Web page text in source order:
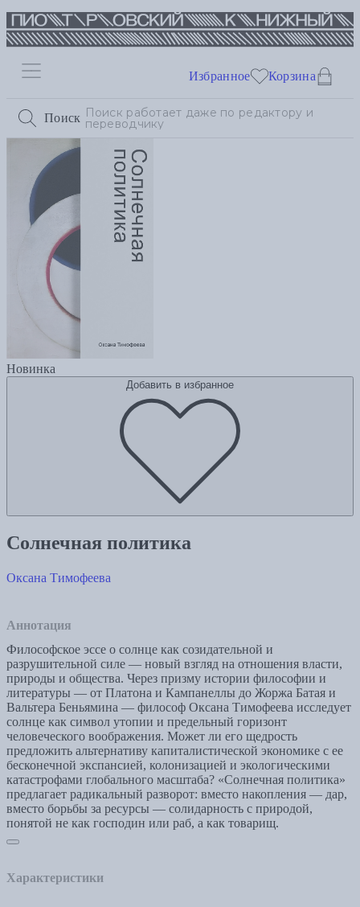
Поиск
Избранное Корзина
Новинка
Добавить в избранное
Солнечная политика
Оксана Тимофеева
Аннотация
Философское эссе о солнце как созидательной и
разрушительной силе — новый взгляд на отношения власти,
природы и общества. Через призму истории философии и
литературы — от Платона и Кампанеллы до Жоржа Батая и
Вальтера Беньямина — философ Оксана Тимофеева исследует
солнце как символ утопии и предельный горизонт
человеческого воображения. Может ли его щедрость
предложить альтернативу капиталистической экономике с ее
бесконечной экспансией, колонизацией и экологическими
катастрофами глобального масштаба? «Солнечная политика»
предлагает радикальный разворот: вместо накопления — дар,
вместо борьбы за ресурсы — солидарность с природой,
понятой не как господин или раб, а как товарищ.
Характеристики